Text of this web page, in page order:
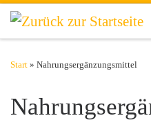
Zum Inhalt springen
Start » Nahrungsergänzungsmittel